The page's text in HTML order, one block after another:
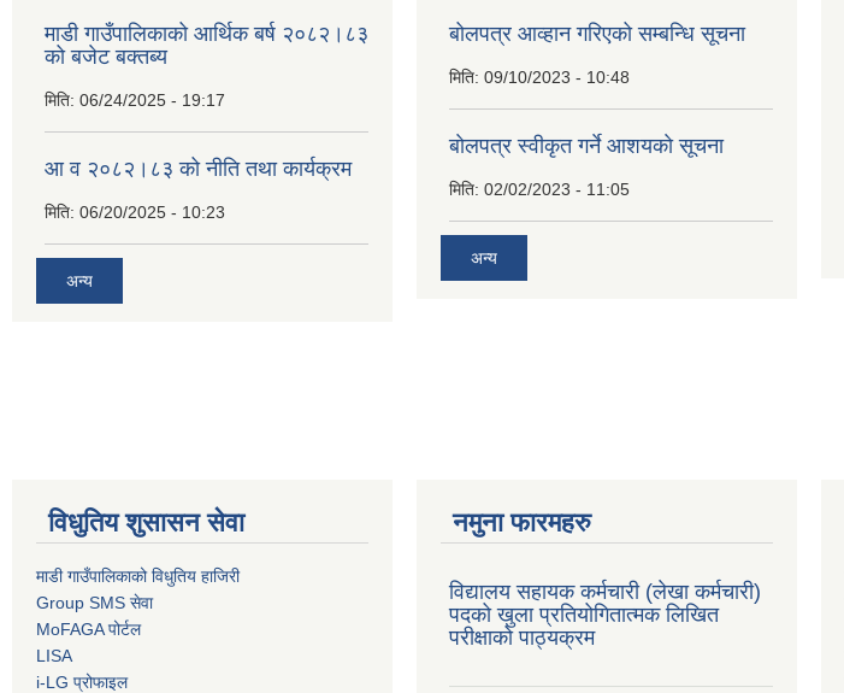
माडी गाउँपालिकाको आर्थिक बर्ष २०८२।८३
को बजेट बक्तब्य
मिति: 06/24/2025 - 19:17
आ व २०८२।८३ को नीति तथा कार्यक्रम
मिति: 06/20/2025 - 10:23
अन्य
बोलपत्र आव्हान गरिएको सम्बन्धि सूचना
मिति: 09/10/2023 - 10:48
बाेलपत्र स्वीकृत गर्ने आशयकाे सूचना
मिति: 02/02/2023 - 11:05
अन्य
विधुतिय शुसासन सेवा
माडी गाउँपालिकाको विधुतिय हाजिरी
Group SMS सेवा
MoFAGA पोर्टल
LISA
i-LG प्रोफाइल
नमुना फारमहरु
विद्यालय सहायक कर्मचारी (लेखा कर्मचारी)
पदको खुला प्रतियोगितात्मक लिखित
परीक्षाको पाठ्यक्रम